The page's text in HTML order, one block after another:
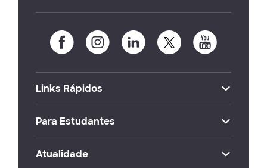
Links Rápidos
Para Estudantes
Atualidade